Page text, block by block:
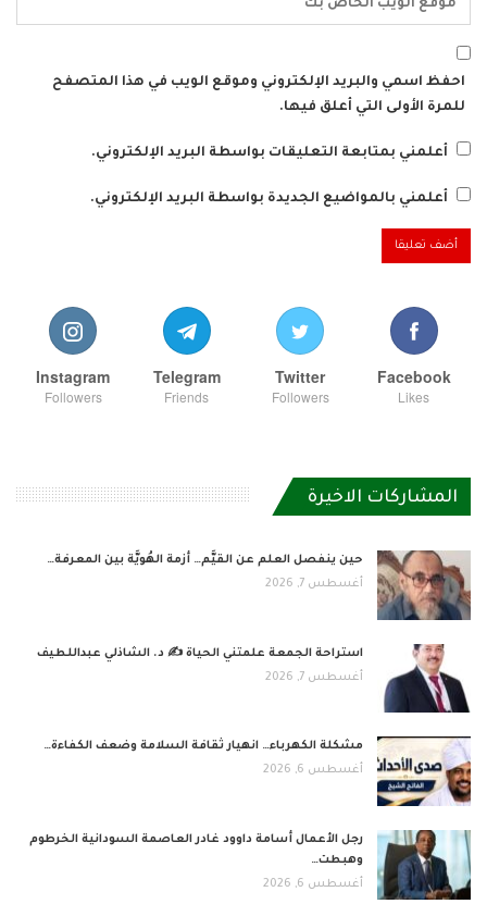
احفظ اسمي والبريد الإلكتروني وموقع الويب في هذا المتصفح
للمرة الأولى التي أعلق فيها.
أعلمني بمتابعة التعليقات بواسطة البريد الإلكتروني.
أعلمني بالمواضيع الجديدة بواسطة البريد الإلكتروني.
Facebook
Likes
Twitter
Followers
Telegram
Friends
Instagram
Followers
المشاركات الاخيرة
حين ينفصل العلم عن القيَّم… أزمة الهُويَّة بين المعرفة…
أغسطس 7, 2026
استراحة الجمعة علمتني الحياة ✍️ د. الشاذلي عبداللطيف
أغسطس 7, 2026
مشكلة الكهرباء… انهيار ثقافة السلامة وضعف الكفاءة…
أغسطس 6, 2026
رجل الأعمال أسامة داوود غادر العاصمة السودانية الخرطوم
وهبطت…
أغسطس 6, 2026